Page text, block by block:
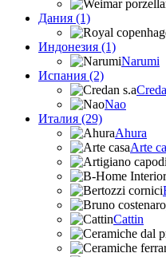
Дания (1)
Индонезия (1)
Narumi
Испания (2)
Nao
Италия (29)
Ahura
Arte
Cattin